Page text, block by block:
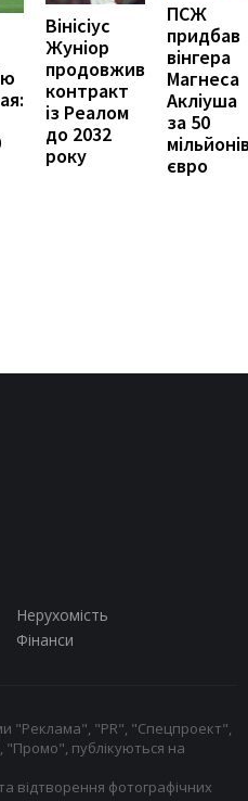
Вінісіус
Жуніор
продовжив
контракт
із Реалом
до 2032
року
ПСЖ
придбав
вінгера
Магнеса
Акліуша
за 50
євро
Нерухомість
Фінанси
"Реклама", "PR", "Спецпроект",
публікуються на
відтворення фотографічних